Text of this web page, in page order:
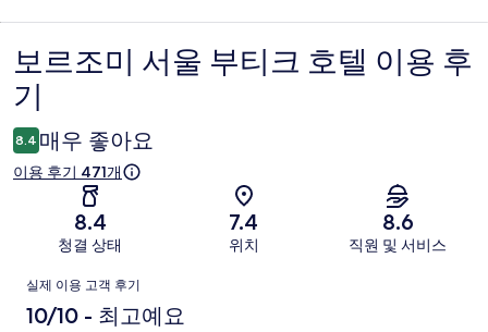
이
용
후
기
보르조미 서울 부티크 호텔 이용 후
기
8.4 매우 좋아요
이용 후기 471개
8.4
청결 상태
7.4
위치
8.6
직원 및 서비스
이
용
실제 이용 고객 후기
10/10 - 최고예요